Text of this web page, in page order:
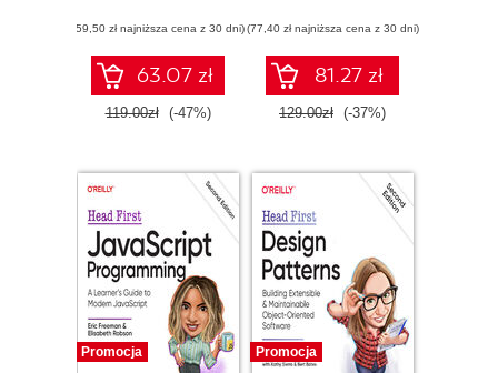
(59,50 zł najniższa cena z 30 dni)
63.07 zł
119.00zł (-47%)
(77,40 zł najniższa cena z 30 dni)
81.27 zł
129.00zł (-37%)
Promocja Promocja